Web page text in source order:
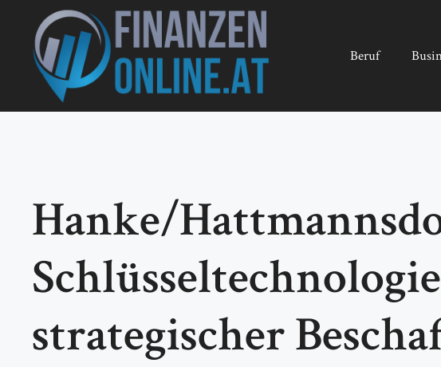
springen
Beruf
Hanke/
strategischer